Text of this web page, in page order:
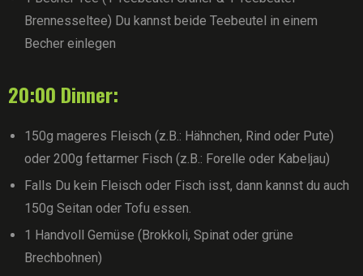
Brennesseltee) Du kannst beide Teebeutel in einem
Becher einlegen
20:00 Dinner:
150g mageres Fleisch (z.B.: Hähnchen, Rind oder Pute)
oder 200g fettarmer Fisch (z.B.: Forelle oder Kabeljau)
Falls Du kein Fleisch oder Fisch isst, dann kannst du auch
150g Seitan oder Tofu essen.
1 Handvoll Gemüse (Brokkoli, Spinat oder grüne
Brechbohnen)